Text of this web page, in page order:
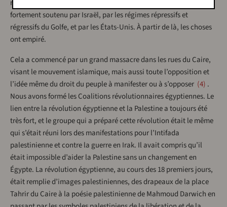
reprenions. Mais en 2013, le coup d’État militaire a eu lieu,
fortement soutenu par Israël, par les régimes répressifs et
régressifs du Golfe, et par les États-Unis. À partir de là, les choses
ont empiré.
Cela a commencé par un grand massacre dans les rues du Caire,
visant le mouvement islamique, mais aussi toute l’opposition et
l’idée même du droit du peuple à manifester ou à s’opposer 4 .
Nous avons formé les Coalitions révolutionnaires égyptiennes. Le
lien entre la révolution égyptienne et la Palestine a toujours été
très fort, et le groupe qui a préparé cette révolution était le même
qui s’était réuni lors des manifestations pour l’Intifada
palestinienne et contre la guerre en Irak. Il avait compris qu’il
était impossible d’aider la Palestine sans un changement en
Égypte. La révolution égyptienne, au cours des 18 premiers jours,
était remplie d’images palestiniennes, des drapeaux de la place
Tahrir du Caire à la poésie palestinienne de Mahmoud Darwich en